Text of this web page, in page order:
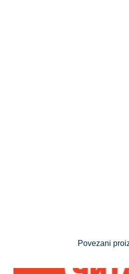
Povezani